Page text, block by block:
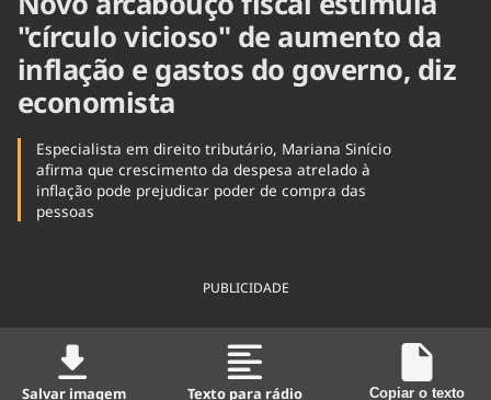
"círculo vicioso" de aumento da
inflação e gastos do governo, diz
economista
Especialista em direito tributário, Mariana Sinício
afirma que crescimento da despesa atrelado à
inflação pode prejudicar poder de compra das
pessoas
PUBLICIDADE
Salvar imagem Texto para rádio Copiar o texto